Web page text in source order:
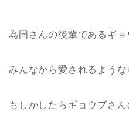
為国さんの後輩であるギョ
みんなから愛されるような
もしかしたらギョウブさん